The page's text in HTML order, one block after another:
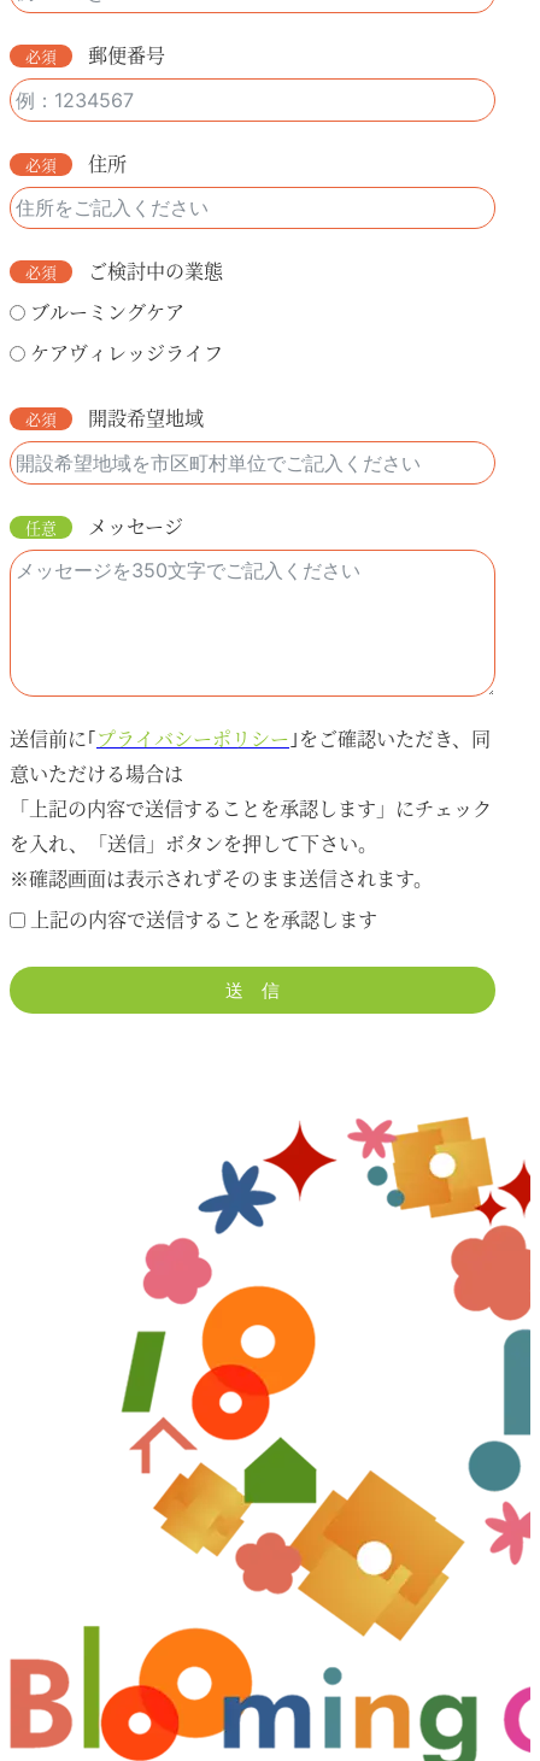
郵便番号
住所
ご検討中の業態
ブルーミングケア
ケアヴィレッジライフ
開設希望地域
メッセージ
送信前に｢プライバシーポリシー ｣をご確認いただき、同
意いただける場合は
「上記の内容で送信することを承認します」にチェック
を入れ、「送信」ボタンを押して下さい。
※確認画面は表示されずそのまま送信されます。
上記の内容で送信することを承認します
送 信